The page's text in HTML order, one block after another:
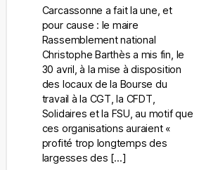
Carcassonne a fait la une, et
pour cause : le maire
Rassemblement national
Christophe Barthès a mis fin, le
30 avril, à la mise à disposition
des locaux de la Bourse du
travail à la CGT, la CFDT,
Solidaires et la FSU, au motif que
ces organisations auraient «
profité trop longtemps des
largesses des […]